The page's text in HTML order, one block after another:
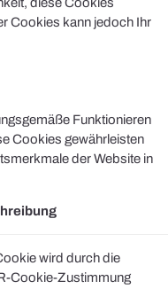
diese Cookies
Cookies kann jedoch Ihr
Funktionieren
Cookies gewährleisten
der Website in
wird durch die
Cookie-Zustimmung